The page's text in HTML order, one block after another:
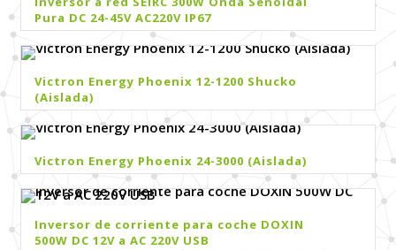
Pura DC 24-45V AC220V IP67
Victron Energy Phoenix 12-1200 Shucko
(Aislada)
Victron Energy Phoenix 24-3000 (Aislada)
Inversor de corriente para coche DOXIN
500W DC 12V a AC 220V USB